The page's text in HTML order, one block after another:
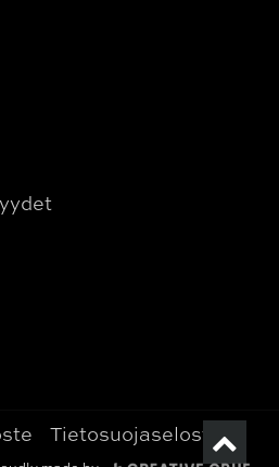
Tietosuojaseloste